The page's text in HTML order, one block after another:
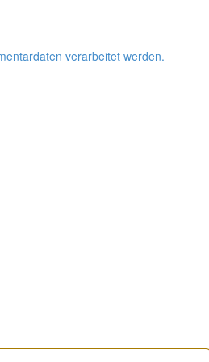
verarbeitet werden.